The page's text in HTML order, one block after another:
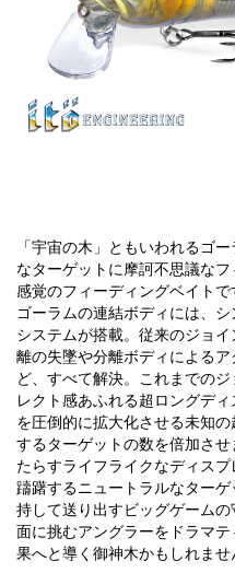
「宇宙の木」ともいわれるゴ
なターゲットに摩訶不思議な
感覚のフィーディングベイトで
ゴーラムの連結ボディには、
システムが搭載。従来のジョ
離の失墜や分離ボディによる
ど、すべて解決。これまでの
レクト感あふれる超ロングデ
を圧倒的に拡大化させる未知
するターゲットの数を倍加さ
たらすライフライクなディス
躊躇するニュートラルなター
持して送り出すビッグゲーム
面に挑むアングラーをドラマ
果へと導く御神木かもしれませ